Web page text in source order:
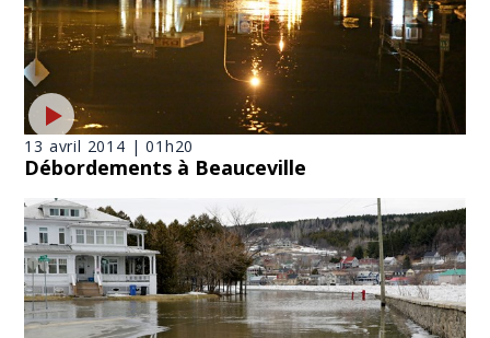
13 avril 2014 | 01h20
Débordements à Beauceville